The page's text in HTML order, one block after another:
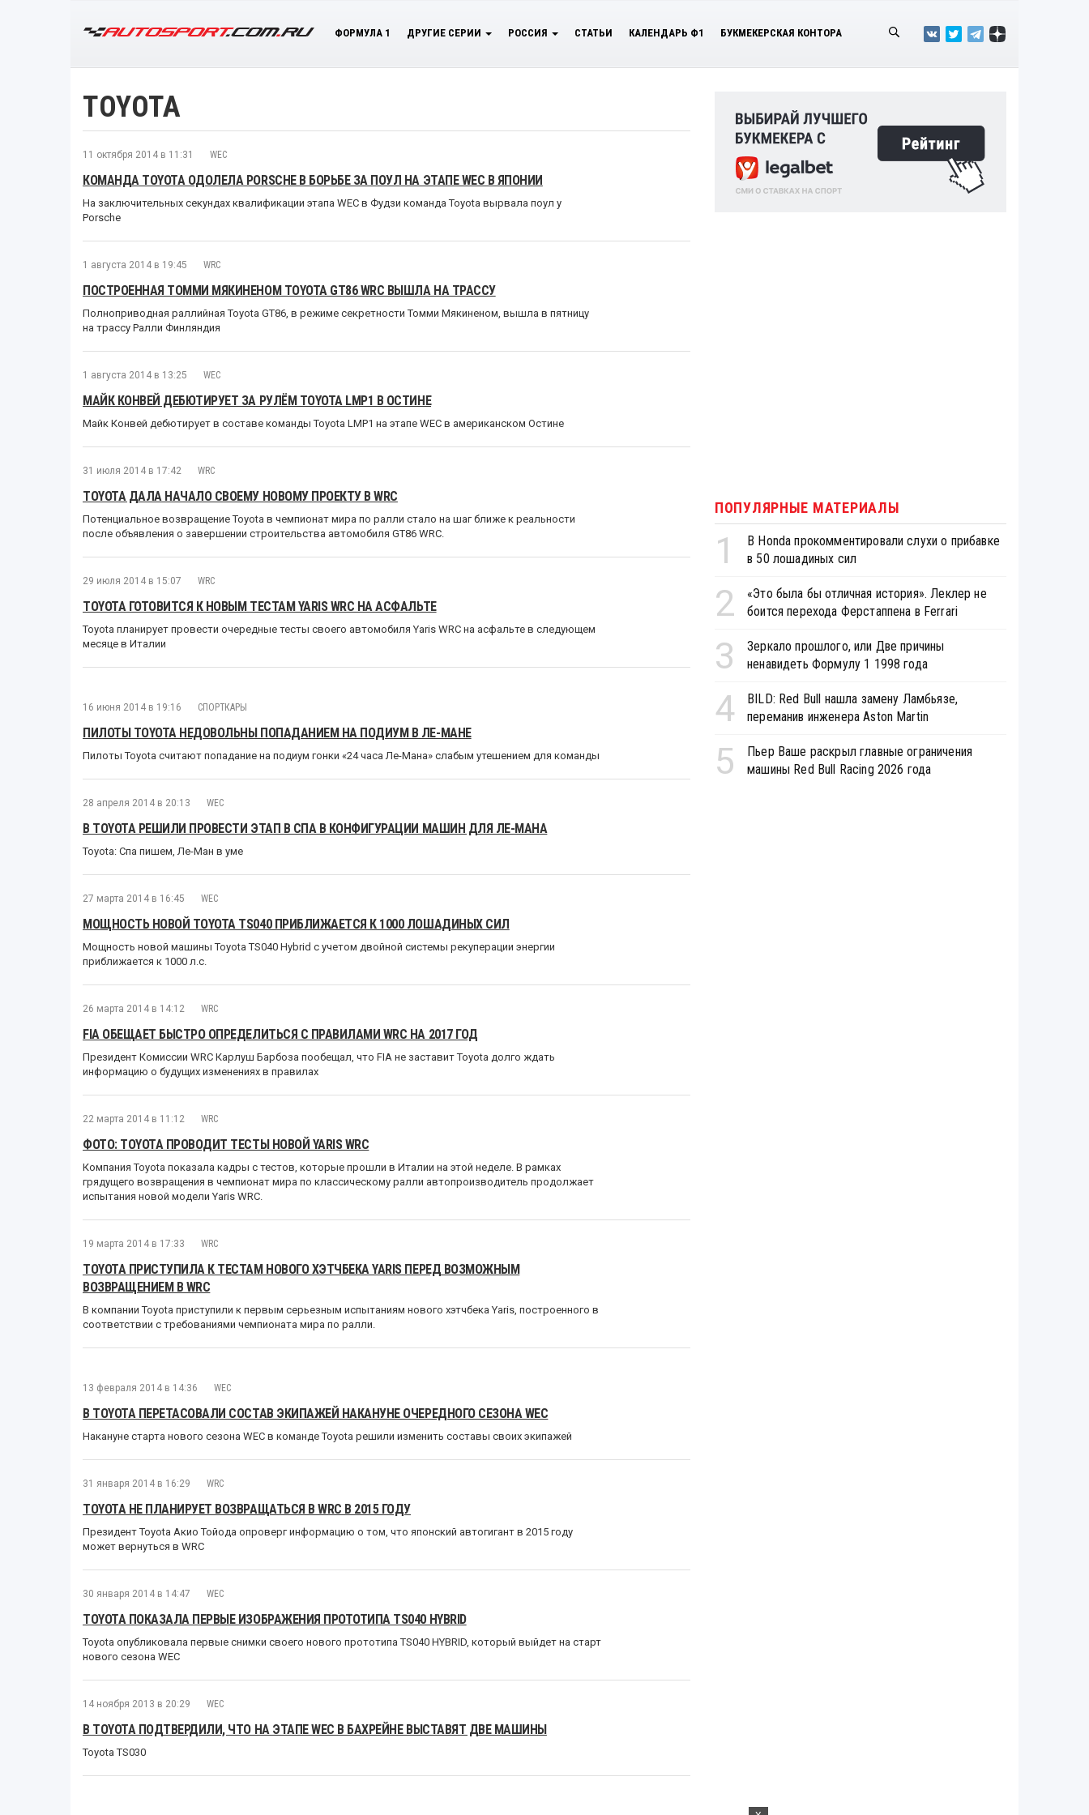
ФОРМУЛА 1 ДРУГИЕ СЕРИИ РОССИЯ СТАТЬИ КАЛЕНДАРЬ Ф1 БУКМЕКЕРСКАЯ КОНТОРА
TOYOTA
11 октября 2014 в 11:31 WEC
КОМАНДА TOYOTA ОДОЛЕЛА PORSCHE В БОРЬБЕ ЗА ПОУЛ НА ЭТАПЕ WEC В ЯПОНИИ
На заключительных секундах квалификации этапа WEC в Фудзи команда Toyota вырвала поул у
Porsche
1 августа 2014 в 19:45 WRC
ПОСТРОЕННАЯ ТОММИ МЯКИНЕНОМ TOYOTA GT86 WRC ВЫШЛА НА ТРАССУ
Полноприводная раллийная Toyota GT86, в режиме секретности Томми Мякиненом, вышла в пятницу
на трассу Ралли Финляндия
1 августа 2014 в 13:25 WEC
МАЙК КОНВЕЙ ДЕБЮТИРУЕТ ЗА РУЛЁМ TOYOTA LMP1 В ОСТИНЕ
Майк Конвей дебютирует в составе команды Toyota LMP1 на этапе WEC в американском Остине
31 июля 2014 в 17:42 WRC
TOYOTA ДАЛА НАЧАЛО СВОЕМУ НОВОМУ ПРОЕКТУ В WRC
Потенциальное возвращение Toyota в чемпионат мира по ралли стало на шаг ближе к реальности
после объявления о завершении строительства автомобиля GT86 WRC.
29 июля 2014 в 15:07 WRC
TOYOTA ГОТОВИТСЯ К НОВЫМ ТЕСТАМ YARIS WRC НА АСФАЛЬТЕ
Toyota планирует провести очередные тесты своего автомобиля Yaris WRC на асфальте в следующем
месяце в Италии
16 июня 2014 в 19:16 СПОРТКАРЫ
ПИЛОТЫ TOYOTA НЕДОВОЛЬНЫ ПОПАДАНИЕМ НА ПОДИУМ В ЛЕ-МАНЕ
Пилоты Toyota считают попадание на подиум гонки «24 часа Ле-Мана» слабым утешением для команды
28 апреля 2014 в 20:13 WEC
В TOYOTA РЕШИЛИ ПРОВЕСТИ ЭТАП В СПА В КОНФИГУРАЦИИ МАШИН ДЛЯ ЛЕ-МАНА
Toyota: Спа пишем, Ле-Ман в уме
27 марта 2014 в 16:45 WEC
МОЩНОСТЬ НОВОЙ TOYOTA TS040 ПРИБЛИЖАЕТСЯ К 1000 ЛОШАДИНЫХ СИЛ
Мощность новой машины Toyota TS040 Hybrid с учетом двойной системы рекуперации энергии
приближается к 1000 л.с.
26 марта 2014 в 14:12 WRC
FIA ОБЕЩАЕТ БЫСТРО ОПРЕДЕЛИТЬСЯ С ПРАВИЛАМИ WRC НА 2017 ГОД
Президент Комиссии WRC Карлуш Барбоза пообещал, что FIA не заставит Toyota долго ждать
информацию о будущих изменениях в правилах
22 марта 2014 в 11:12 WRC
ФОТО: TOYOTA ПРОВОДИТ ТЕСТЫ НОВОЙ YARIS WRC
Компания Toyota показала кадры с тестов, которые прошли в Италии на этой неделе. В рамках
грядущего возвращения в чемпионат мира по классическому ралли автопроизводитель продолжает
испытания новой модели Yaris WRC.
19 марта 2014 в 17:33 WRC
TOYOTA ПРИСТУПИЛА К ТЕСТАМ НОВОГО ХЭТЧБЕКА YARIS ПЕРЕД ВОЗМОЖНЫМ
ВОЗВРАЩЕНИЕМ В WRC
В компании Toyota приступили к первым серьезным испытаниям нового хэтчбека Yaris, построенного в
соответствии с требованиями чемпионата мира по ралли.
13 февраля 2014 в 14:36 WEC
В TOYOTA ПЕРЕТАСОВАЛИ СОСТАВ ЭКИПАЖЕЙ НАКАНУНЕ ОЧЕРЕДНОГО СЕЗОНА WEC
Накануне старта нового сезона WEC в команде Toyota решили изменить составы своих экипажей
31 января 2014 в 16:29 WRC
TOYOTA НЕ ПЛАНИРУЕТ ВОЗВРАЩАТЬСЯ В WRC В 2015 ГОДУ
Президент Toyota Акио Тойода опроверг информацию о том, что японский автогигант в 2015 году
может вернуться в WRC
30 января 2014 в 14:47 WEC
TOYOTA ПОКАЗАЛА ПЕРВЫЕ ИЗОБРАЖЕНИЯ ПРОТОТИПА TS040 HYBRID
Toyota опубликовала первые снимки своего нового прототипа TS040 HYBRID, который выйдет на старт
нового сезона WEC
14 ноября 2013 в 20:29 WEC
В TOYOTA ПОДТВЕРДИЛИ, ЧТО НА ЭТАПЕ WEC В БАХРЕЙНЕ ВЫСТАВЯТ ДВЕ МАШИНЫ
Toyota TS030
ПОПУЛЯРНЫЕ МАТЕРИАЛЫ
1
В Honda прокомментировали слухи о прибавке
в 50 лошадиных сил
2
«Это была бы отличная история». Леклер не
боится перехода Ферстаппена в Ferrari
3
Зеркало прошлого, или Две причины
ненавидеть Формулу 1 1998 года
4
BILD: Red Bull нашла замену Ламбьязе,
переманив инженера Aston Martin
5
Пьер Ваше раскрыл главные ограничения
машины Red Bull Racing 2026 года